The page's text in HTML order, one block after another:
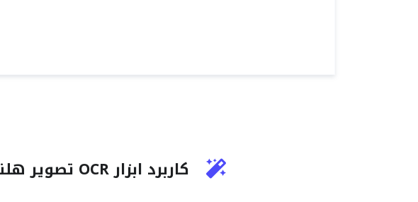
کاربرد ابزار OCR تصویر هلندی